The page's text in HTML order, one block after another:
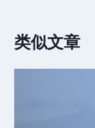
类似文章